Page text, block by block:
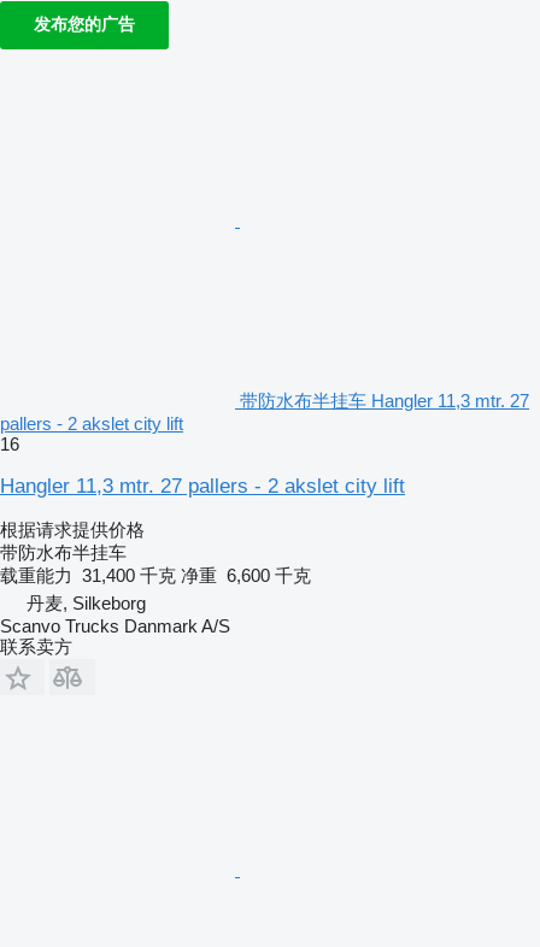
发布您的广告
带防水布半挂车 Hangler 11,3 mtr. 27
pallers - 2 akslet city lift
16
Hangler 11,3 mtr. 27 pallers - 2 akslet city lift
根据请求提供价格
带防水布半挂车
载重能力 31,400 千克 净重 6,600 千克
丹麦, Silkeborg
Scanvo Trucks Danmark A/S
联系卖方